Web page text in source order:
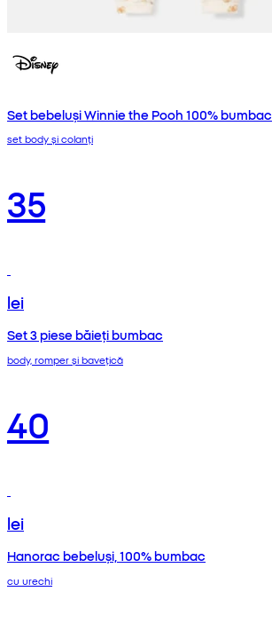
Set bebeluși Winnie the Pooh 100% bumbac
set body și colanți
35
lei
Set 3 piese băieți bumbac
body, romper și bavețică
40
lei
Hanorac bebeluși, 100% bumbac
cu urechi